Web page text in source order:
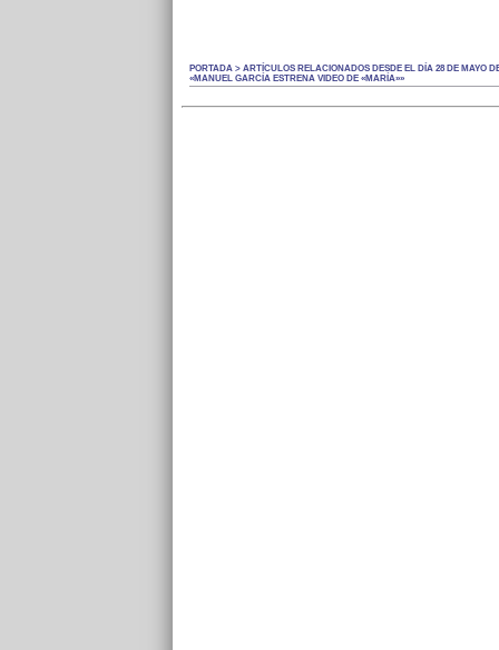
PORTADA > ARTÍCULOS RELACIONADOS DESDE EL DÍA 28 DE MAYO
«MANUEL GARCÍA ESTRENA VIDEO DE «MARÍA»»